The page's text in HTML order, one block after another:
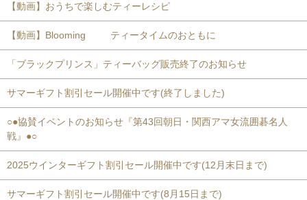
【動画】おうちで楽しむティーレシピ
【動画】Blooming ティータイムのおともに
「ブラックプリンス」ティーバッグ販売終了のお知らせ
サマーギフト割引セール開催中です(終了しました)
○●協賛イベントのお知らせ『第43回朝日・関西アマ女流囲碁名人
戦』●○
2025ウインターギフト割引セール開催中です(12月末日まで)
サマーギフト割引セール開催中です(8月15日まで)